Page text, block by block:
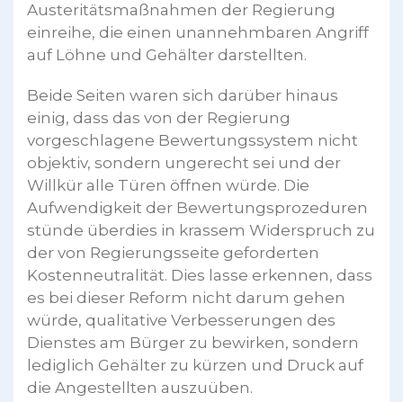
Austeritätsmaßnahmen der Regierung
einreihe, die einen unannehmbaren Angriff
auf Löhne und Gehälter darstellten.
Beide Seiten waren sich darüber hinaus
einig, dass das von der Regierung
vorgeschlagene Bewertungssystem nicht
objektiv, sondern ungerecht sei und der
Willkür alle Türen öffnen würde. Die
Aufwendigkeit der Bewertungsprozeduren
stünde überdies in krassem Widerspruch zu
der von Regierungsseite geforderten
Kostenneutralität. Dies lasse erkennen, dass
es bei dieser Reform nicht darum gehen
würde, qualitative Verbesserungen des
Dienstes am Bürger zu bewirken, sondern
lediglich Gehälter zu kürzen und Druck auf
die Angestellten auszuüben.